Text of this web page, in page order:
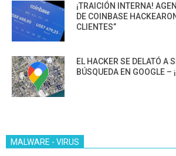
¡TRAICIÓN INTERNA!
DE COINBASE
CLIENTES”
EL HACKER SE DELATÓ A
BÚSQUEDA EN GOOGLE –
MALWARE - VIRUS